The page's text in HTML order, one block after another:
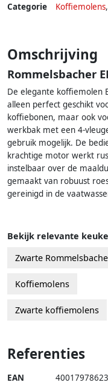
Categorie Koffiemolens,
Omschrijving
Rommelsbacher
De elegante koffiemolen
alleen perfect geschikt
koffiebonen, maar ook
werkbak met een 4-
gebruik mogelijk. De
krachtige motor werkt
instelbaar over de
gemaakt van robuust
gereinigd in de
Bekijk relevante
Zwarte
Koffiemolens
Zwarte koffiemolens
Referenties
EAN